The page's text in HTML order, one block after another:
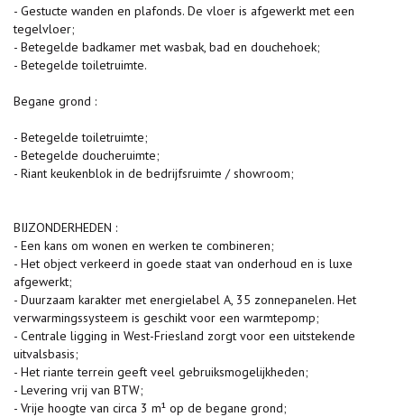
- Gestucte wanden en plafonds. De vloer is afgewerkt met een
tegelvloer;
- Betegelde badkamer met wasbak, bad en douchehoek;
- Betegelde toiletruimte.
Begane grond :
- Betegelde toiletruimte;
- Betegelde doucheruimte;
- Riant keukenblok in de bedrijfsruimte / showroom;
BIJZONDERHEDEN :
- Een kans om wonen en werken te combineren;
- Het object verkeerd in goede staat van onderhoud en is luxe
afgewerkt;
- Duurzaam karakter met energielabel A, 35 zonnepanelen. Het
verwarmingssysteem is geschikt voor een warmtepomp;
- Centrale ligging in West-Friesland zorgt voor een uitstekende
uitvalsbasis;
- Het riante terrein geeft veel gebruiksmogelijkheden;
- Levering vrij van BTW;
- Vrije hoogte van circa 3 m¹ op de begane grond;